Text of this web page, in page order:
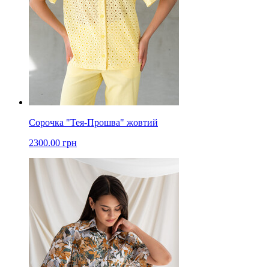
Сорочка "Тея-Прошва" жовтий
2300.00 грн